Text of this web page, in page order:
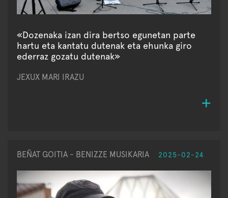
«Dozenaka izan dira bertso egunetan parte
hartu eta kantatu dutenak eta ehunka giro
ederraz gozatu dutenak»
JEXUX MARI IRAZU
BEÑAT GOITIA - BENIZZE MUSIKARIA 2025-02-24